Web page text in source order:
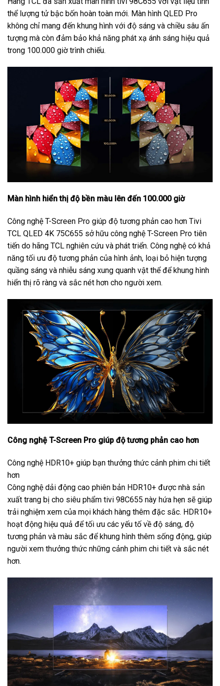
thể lượng tử bậc bốn hoàn toàn mới. Màn hình QLED Pro
không chỉ mang đến khung hình với độ sáng và chiều sâu ấn
tượng mà còn đảm bảo khả năng phát xạ ánh sáng hiệu quả
trong 100.000 giờ trình chiếu.
Màn hình hiển thị độ bền màu lên đến 100.000 giờ
Công nghệ T-Screen Pro giúp độ tương phản cao hơn Tivi
TCL QLED 4K 75C655 sở hữu công nghệ T-Screen Pro tiên
tiến do hãng TCL nghiên cứu và phát triển. Công nghệ có khả
năng tối ưu độ tương phản của hình ảnh, loại bỏ hiện tượng
quầng sáng và nhiễu sáng xung quanh vật thể để khung hình
hiển thị rõ ràng và sắc nét hơn cho người xem.
Công nghệ T-Screen Pro giúp độ tương phản cao hơn
Công nghệ HDR10+ giúp bạn thưởng thức cảnh phim chi tiết
hơn
Công nghệ dải động cao phiên bản HDR10+ được nhà sản
xuất trang bị cho siêu phẩm tivi 98C655 này hứa hẹn sẽ giúp
trải nghiệm xem của mọi khách hàng thêm đặc sắc. HDR10+
hoạt động hiệu quả để tối ưu các yếu tố về độ sáng, độ
tương phản và màu sắc để khung hình thêm sống động, giúp
người xem thưởng thức những cảnh phim chi tiết và sắc nét
hơn.